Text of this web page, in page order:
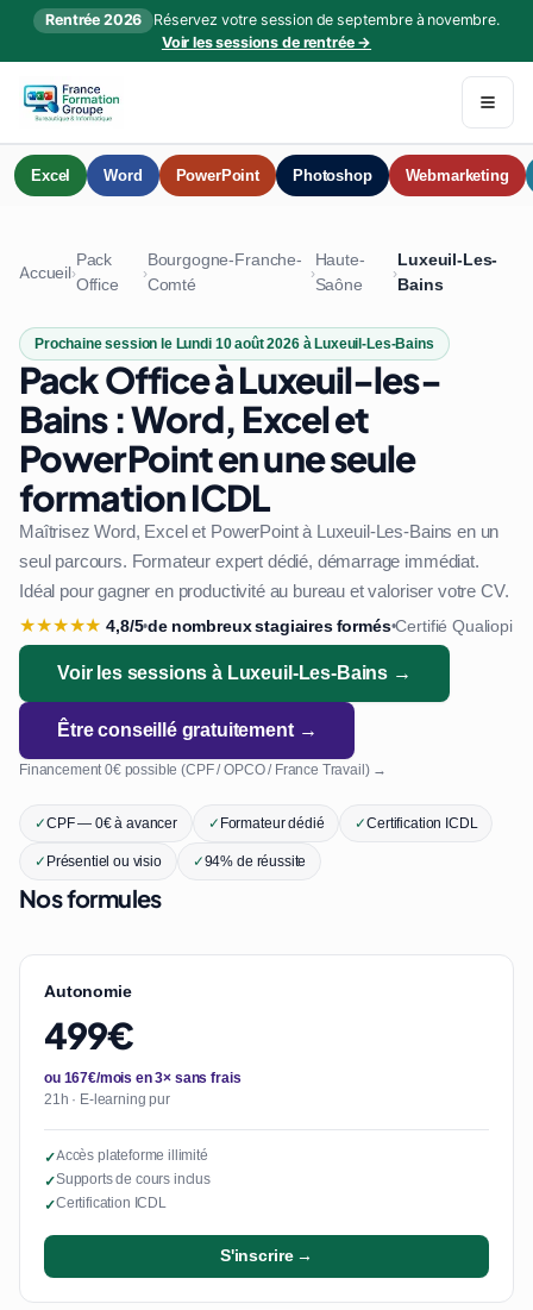
Rentrée 2026
Réservez votre session de septembre à novembre.
Voir les sessions de rentrée →
Excel Word PowerPoint Photoshop Webmarketing
Accueil›
Pack
Office
›
Bourgogne-Franche-
Comté
›
Haute-
Saône
›
Luxeuil-Les-
Bains
Prochaine session le Lundi 10 août 2026 à Luxeuil-Les-Bains
Pack Office à Luxeuil-les-
Bains : Word, Excel et
PowerPoint en une seule
formation ICDL
Maîtrisez Word, Excel et PowerPoint à Luxeuil-Les-Bains en un
seul parcours. Formateur expert dédié, démarrage immédiat.
Idéal pour gagner en productivité au bureau et valoriser votre CV.
★★★★★ 4,8/5•de nombreux stagiaires formés•Certifié Qualiopi
Voir les sessions à Luxeuil-Les-Bains →
Être conseillé gratuitement →
Financement 0€ possible (CPF / OPCO / France Travail) →
✓CPF — 0€ à avancer ✓Formateur dédié ✓Certification ICDL
✓Présentiel ou visio ✓94% de réussite
Nos formules
Autonomie
499€
ou 167€/mois en 3× sans frais
21h · E-learning pur
✓Accès plateforme illimité
✓Supports de cours inclus
✓Certification ICDL
S'inscrire →